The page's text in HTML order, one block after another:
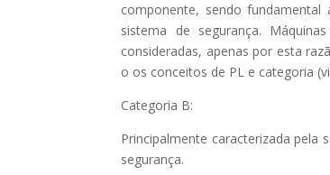
componente, sendo
sistema de segurança.
consideradas, apenas por esta
o os conceitos de PL e categoria
Categoria B:
Principalmente caracterizada pela
segurança.